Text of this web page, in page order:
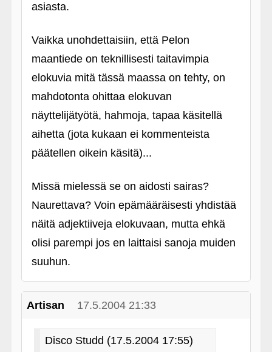
asiasta.
Vaikka unohdettaisiin, että Pelon
maantiede on teknillisesti taitavimpia
elokuvia mitä tässä maassa on tehty, on
mahdotonta ohittaa elokuvan
näyttelijätyötä, hahmoja, tapaa käsitellä
aihetta (jota kukaan ei kommenteista
päätellen oikein käsitä)...
Missä mielessä se on aidosti sairas?
Naurettava? Voin epämääräisesti yhdistää
näitä adjektiiveja elokuvaan, mutta ehkä
olisi parempi jos en laittaisi sanoja muiden
suuhun.
Artisan 17.5.2004 21:33
Disco Studd (17.5.2004 17:55)